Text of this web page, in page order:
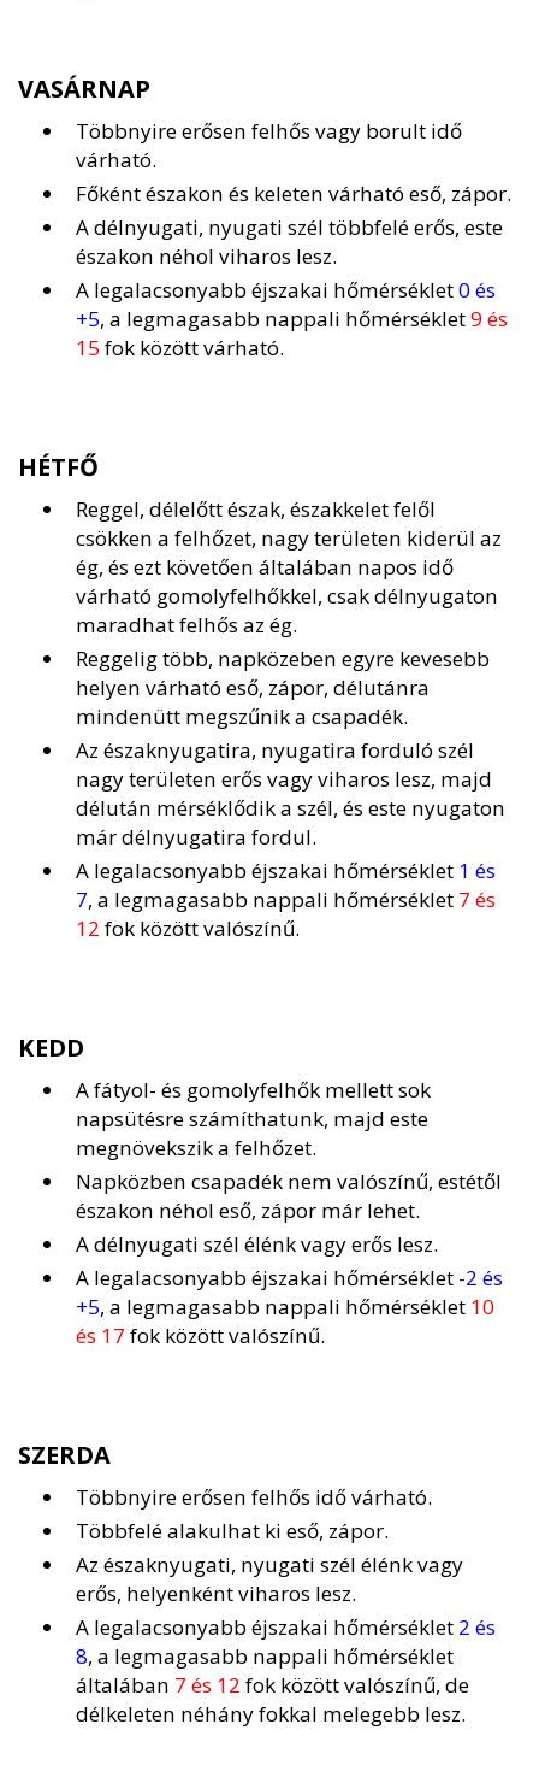
VASÁRNAP
Többnyire erősen felhős vagy borult idő
várható.
Főként északon és keleten várható eső, zápor.
A délnyugati, nyugati szél többfelé erős, este
északon néhol viharos lesz.
A legalacsonyabb éjszakai hőmérséklet0 és
+5, a legmagasabb nappali hőmérséklet9 és
15 fok között várható.
HÉTFŐ
Reggel, délelőtt észak, északkelet felől
csökken a felhőzet, nagy területen kiderül az
ég, és ezt követően általában napos idő
várható gomolyfelhőkkel, csak délnyugaton
maradhat felhős az ég.
Reggelig több, napközeben egyre kevesebb
helyen várható eső, zápor, délutánra
mindenütt megszűnik a csapadék.
Az északnyugatira, nyugatira forduló szél
nagy területen erős vagy viharos lesz, majd
délután mérséklődik a szél, és este nyugaton
már délnyugatira fordul.
A legalacsonyabb éjszakai hőmérséklet 1 és
7, a legmagasabb nappali hőmérséklet 7 és
12 fok között valószínű.
KEDD
A fátyol- és gomolyfelhők mellett sok
napsütésre számíthatunk, majd este
megnövekszik a felhőzet.
Napközben csapadék nem valószínű, estétől
északon néhol eső, zápor már lehet.
A délnyugati szél élénk vagy erős lesz.
A legalacsonyabb éjszakai hőmérséklet -2 és
+5, a legmagasabb nappali hőmérséklet 10
és 17 fok között valószínű.
SZERDA
Többnyire erősen felhős idő várható.
Többfelé alakulhat ki eső, zápor.
Az északnyugati, nyugati szél élénk vagy
erős, helyenként viharos lesz.
A legalacsonyabb éjszakai hőmérséklet 2 és
8, a legmagasabb nappali hőmérséklet
általában 7 és 12 fok között valószínű, de
délkeleten néhány fokkal melegebb lesz.